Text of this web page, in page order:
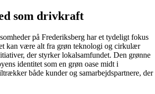
som drivkraft
på Frederiksberg har et tydeligt fokus
kan være alt fra grøn teknologi og cirkulær
der styrker lokalsamfundet. Den grønne
identitet som en grøn oase midt i
både kunder og samarbejdspartnere, der